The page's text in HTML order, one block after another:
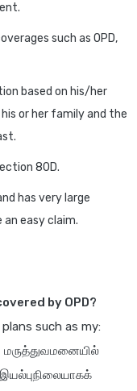
such as OPD,
based on his/her
or her family and the
80D.
has very large
easy claim.
by OPD?
such as my:
மருத்துவமனையில்